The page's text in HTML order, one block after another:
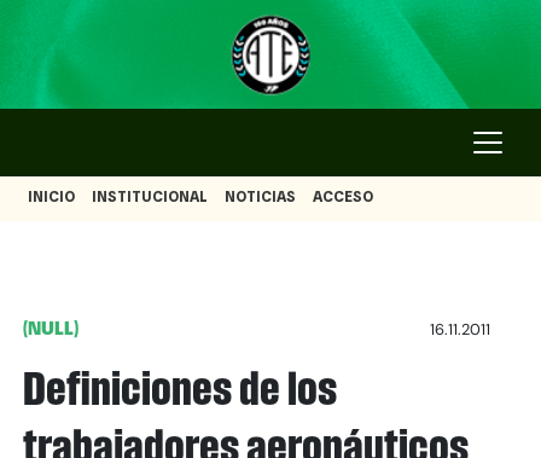
INICIO INSTITUCIONAL NOTICIAS ACCESO
(NULL) 16.11.2011
Definiciones de los
trabajadores aeronáuticos